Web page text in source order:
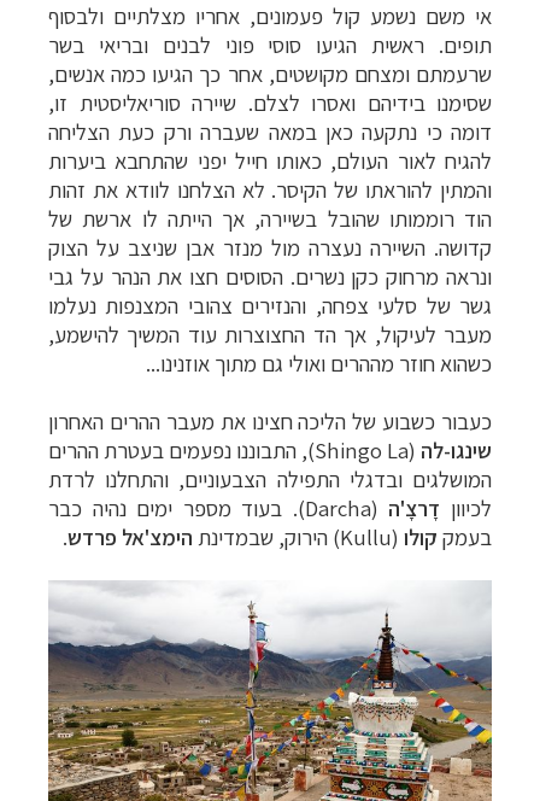
אי משם נשמע קול פעמונים, אחריו מצלתיים ולבסוף
תופים. ראשית הגיעו סוסי פוני לבנים ובריאי בשר
שרעמתם ומצחם מקושטים, אחר כך הגיעו כמה אנשים,
שסימנו בידיהם ואסרו לצלם. שיירה סוריאליסטית זו,
דומה כי נתקעה כאן במאה שעברה ורק כעת הצליחה
להגיח לאור העולם, כאותו חייל יפני שהתחבא ביערות
והמתין להוראתו של הקיסר. לא הצלחנו לוודא את זהות
הוד רוממותו שהובל בשיירה, אך הייתה לו ארשת של
קדושה. השיירה נעצרה מול מנזר אבן שניצב על הצוק
ונראה מרחוק כקן נשרים. הסוסים חצו את הנהר על גבי
גשר של סלעי צפחה, והנזירים צהובי המצנפות נעלמו
מעבר לעיקול, אך הד החצוצרות עוד המשיך להישמע,
כשהוא חוזר מההרים ואולי גם מתוך אוזנינו...
כעבור כשבוע של הליכה חצינו את מעבר ההרים האחרון
שינגו-לה (
Shingo La), התבוננו נפעמים בעטרת ההרים
המושלגים ובדגלי התפילה הצבעוניים, והתחלנו לרדת
לכיוון דָרצָ'ה (
Darcha). בעוד מספר ימים נהיה כבר
בעמק קולו (
Kullu) הירוק, שבמדינת הימצ'אל פרדש.